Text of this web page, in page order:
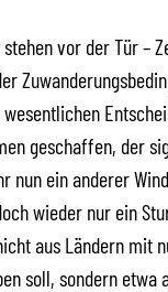
stehen vor der Tür –
geschaffen, der
nun ein anderer
wieder nur ein
aus Ländern mit
soll, sondern etwa